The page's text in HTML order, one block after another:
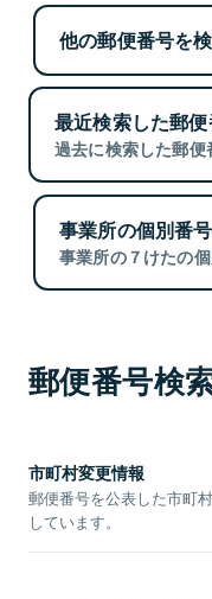
他の郵便番号を
最近検索した郵
過去に検索した郵便
事業所の個別番
事業所の７けたの
郵便番号検
市町村変更情報
郵便番号を公表した市町
しています。